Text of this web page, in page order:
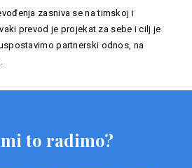
zasniva se na timskoj i
prevod je projekat za sebe i cilj je
partnerski odnos, na
to radimo?